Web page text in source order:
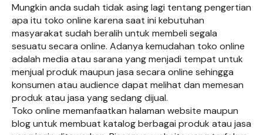
Mungkin anda sudah tidak asing lagi tentang pengertian
apa itu toko online karena saat ini kebutuhan
masyarakat sudah beralih untuk membeli segala
sesuatu secara online. Adanya kemudahan toko online
adalah media atau sarana yang menjadi tempat untuk
menjual produk maupun jasa secara online sehingga
konsumen atau audience dapat melihat dan memesan
produk atau jasa yang sedang dijual.
Toko online memanfaatkan halaman website maupun
blog untuk membuat katalog berbagai produk atau jasa